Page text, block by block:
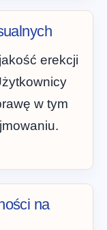
erekcji
w tym
na